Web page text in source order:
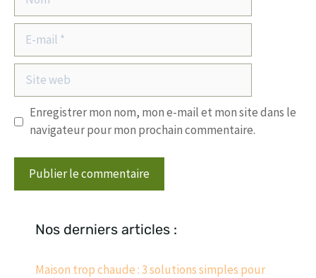
mail
Site
web
Enregistrer mon nom, mon e-mail et mon site dans le
navigateur pour mon prochain commentaire.
Nos derniers articles :
Maison trop chaude : 3 solutions simples pour